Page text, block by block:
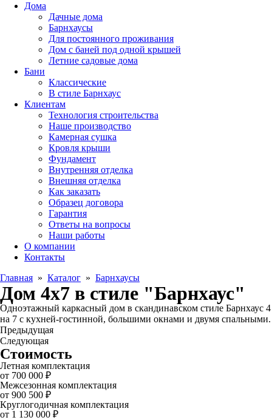
Дома
Дачные дома
Барнхаусы
Для постоянного проживания
Дом с баней под одной крышей
Летние садовые дома
Бани
Классические
В стиле Барнхаус
Клиентам
Технология строительства
Наше производство
Камерная сушка
Кровля крыши
Фундамент
Внутренняя отделка
Внешняя отделка
Как заказать
Образец договора
Гарантия
Ответы на вопросы
Наши работы
О компании
Контакты
Главная » Каталог » Барнхаусы
Дом 4х7 в стиле "Барнхаус"
Одноэтажный каркасный дом в скандинавском стиле Барнхаус 4
на 7 с кухней-гостинной, большими окнами и двумя спальными.
Предыдущая
Следующая
Стоимость
Летная комплектация
от 700 000 ₽
Межсезонная комплектация
от 900 500 ₽
Круглогодичная комплектация
от 1 130 000 ₽